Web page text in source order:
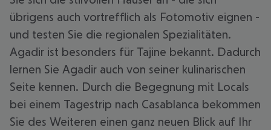
übrigens auch vortrefflich als Fotomotiv eignen -
und testen Sie die regionalen Spezialitäten.
Agadir ist besonders für Tajine bekannt. Dadurch
lernen Sie Agadir auch von seiner kulinarischen
Seite kennen. Durch die Begegnung mit Locals
bei einem Tagestrip nach Casablanca bekommen
Sie des Weiteren einen ganz neuen Blick auf Ihr